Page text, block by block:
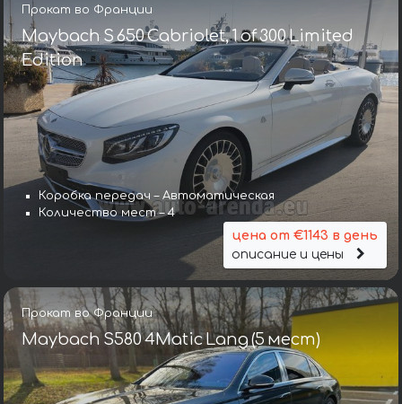
Прокат во Франции
Maybach S 650 Cabriolet, 1 of 300 Limited
Edition
Коробка передач – Автоматическая
Количество мест – 4
цена от €1143 в день
описание и цены
Прокат во Франции
Maybach S580 4Matic Lang (5 мест)